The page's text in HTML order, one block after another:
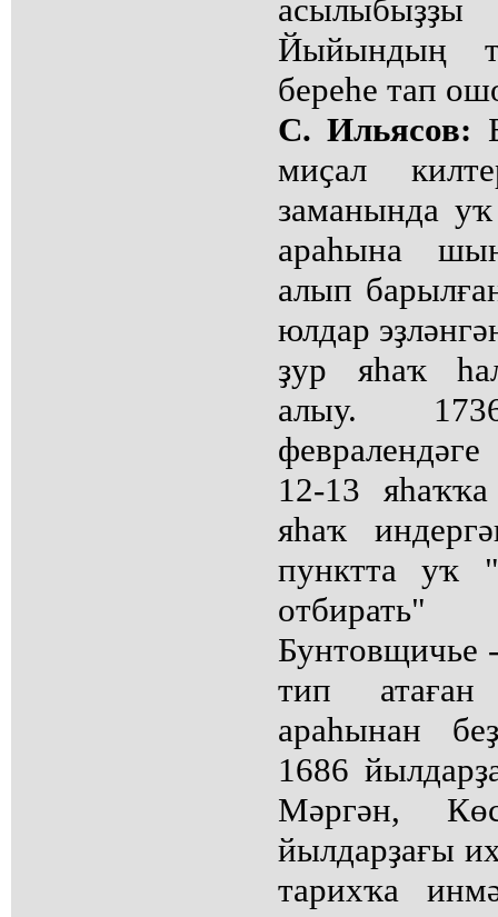
асылыбыҙҙы
Йыйындың
береһе тап
С. Ильясов:
миҫал
заманында
араһына
алып
юлдар
ҙур яһаҡ
алыу.
12-13
яһаҡ
пунктта уҡ
Бунтовщичье
тип
араһынан
1686
Мәргән,
йылдарҙағы
тарихҡа